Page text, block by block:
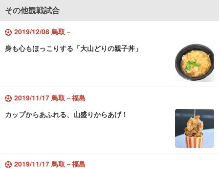
その他観戦試合
2019/12/08 鳥取－
身も心もほっこりする「大山どりの親子丼」
2019/11/17 鳥取－福島
カップからあふれる、山盛りからあげ！
2019/11/17 鳥取－福島